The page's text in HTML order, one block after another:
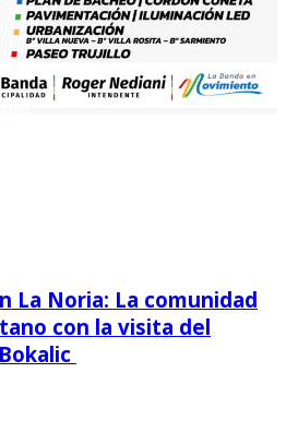
La Noria: La comunidad
con la visita del